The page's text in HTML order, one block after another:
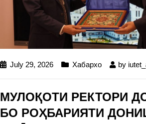
July 29, 2026 Хабархо by
МУЛОҚОТИ РЕКТОРИ
БО РОҲБАРИЯТИ